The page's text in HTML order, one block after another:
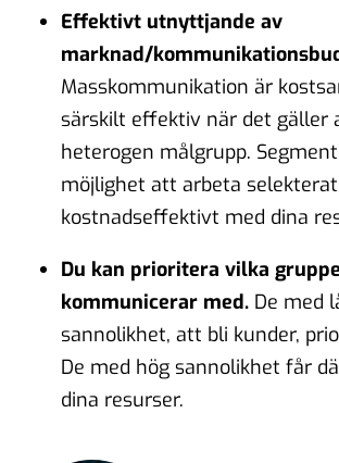
Effektivt utnyttjande av
marknad/
Masskommunikation är
särskilt effektiv när det gäller
heterogen målgrupp.
möjlighet att arbeta
kostnadseffektivt med dina
Du kan prioritera vilka
kommunicerar med. De med
sannolikhet, att bli kunder,
De med hög sannolikhet får
dina resurser.